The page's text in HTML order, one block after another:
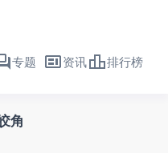
专题 资讯 排行榜
角